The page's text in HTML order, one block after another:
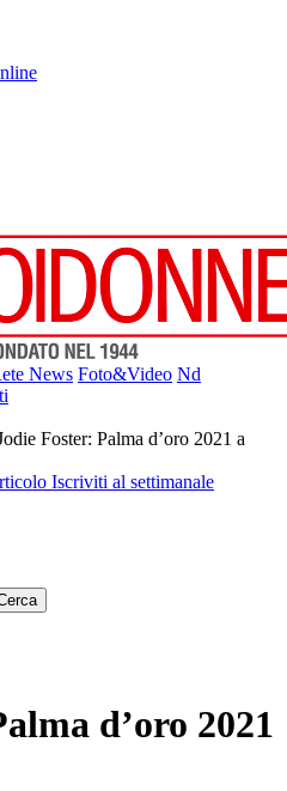
News Foto&Video Nd
Foster: Palma d’oro 2021 a
Iscriviti al settimanale
d’oro 2021